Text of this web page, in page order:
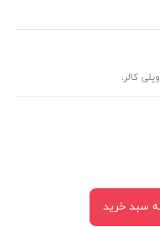
کالر.
سبد خرید